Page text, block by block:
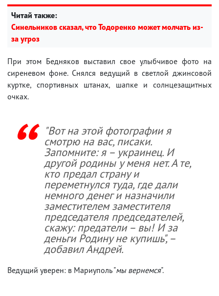
Читай также:
Синельников сказал, что Тодоренко может молчать из-
за угроз
При этом Бедняков выставил свое улыбчивое фото на
сиреневом фоне. Снялся ведущий в светлой джинсовой
куртке, спортивных штанах, шапке и солнцезащитных
очках.
"Вот на этой фотографии я
смотрю на вас, писаки.
Запомните: я – украинец. И
другой родины у меня нет. А те,
кто предал страну и
переметнулся туда, где дали
немного денег и назначили
заместителем заместителя
председателя председателей,
скажу: предатели – вы! И за
деньги Родину не купишь", –
добавил Андрей.
Ведущий уверен: в Мариуполь "мы вернемся".